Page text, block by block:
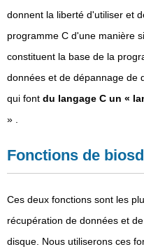
donnent la liberté d'utiliser et
programme C d'une manière
constituent la base de la
données et de dépannage de
qui font du langage C un «
» .
Fonctions de
Ces deux fonctions sont les
récupération de données et
disque. Nous utiliserons ces